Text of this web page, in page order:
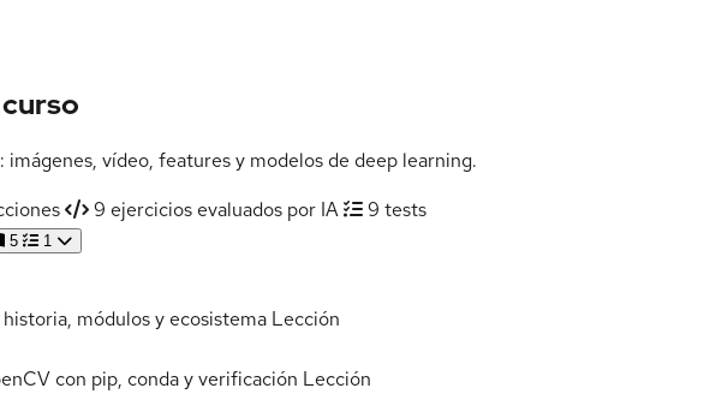
vídeo, features y modelos de deep learning.
9 ejercicios evaluados por IA 9 tests
5 1
módulos y ecosistema Lección
con pip, conda y verificación Lección